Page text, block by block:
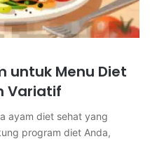
untuk Menu Diet
Variatif
ayam diet sehat yang
program diet Anda,